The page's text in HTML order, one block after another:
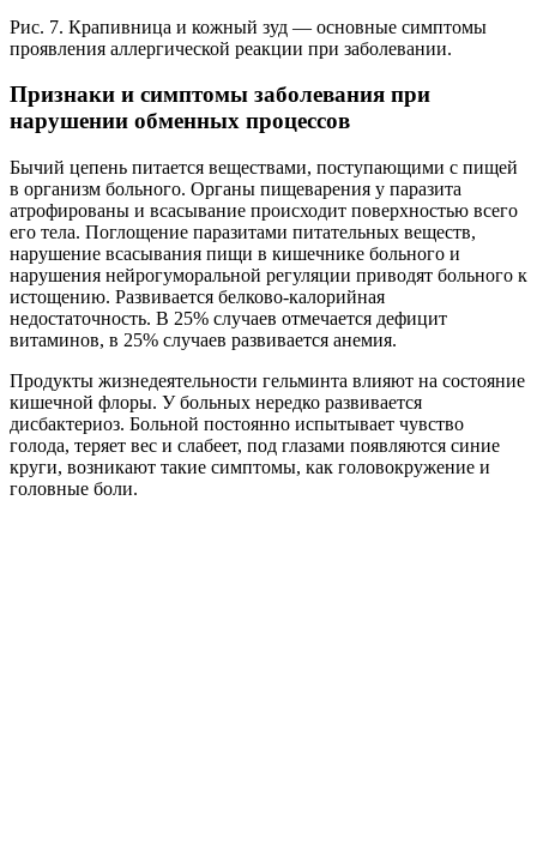
Рис. 7. Крапивница и кожный зуд — основные симптомы
проявления аллергической реакции при заболевании.
Признаки и симптомы заболевания при
нарушении обменных процессов
Бычий цепень питается веществами, поступающими с пищей
в организм больного. Органы пищеварения у паразита
атрофированы и всасывание происходит поверхностью всего
его тела. Поглощение паразитами питательных веществ,
нарушение всасывания пищи в кишечнике больного и
нарушения нейрогуморальной регуляции приводят больного к
истощению. Развивается белково-калорийная
недостаточность. В 25% случаев отмечается дефицит
витаминов, в 25% случаев развивается анемия.
Продукты жизнедеятельности гельминта влияют на состояние
кишечной флоры. У больных нередко развивается
дисбактериоз. Больной постоянно испытывает чувство
голода, теряет вес и слабеет, под глазами появляются синие
круги, возникают такие симптомы, как головокружение и
головные боли.